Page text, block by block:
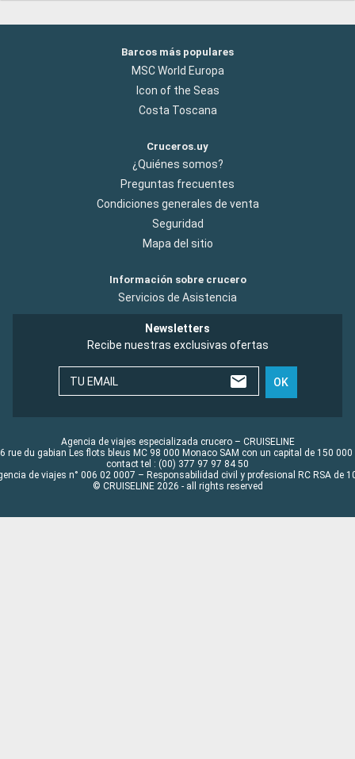
Barcos más populares
MSC World Europa
Icon of the Seas
Costa Toscana
Cruceros.uy
¿Quiénes somos?
Preguntas frecuentes
Condiciones generales de venta
Seguridad
Mapa del sitio
Información sobre crucero
Servicios de Asistencia
Newsletters
Recibe nuestras exclusivas ofertas
TU EMAIL OK
Agencia de viajes especializada crucero – CRUISELINE
rue du gabian Les flots bleus MC 98 000 Monaco SAM con un capital de 150 000
contact tel : (00) 377 97 97 84 50
de viajes n° 006 02 0007 – Responsabilidad civil y profesional RC RSA de
© CRUISELINE 2026 - all rights reserved